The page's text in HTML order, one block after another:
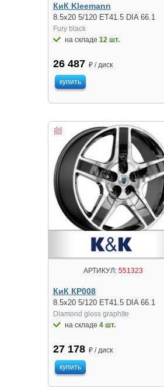
КиК Kleemann
8.5x20 5/120 ET41.5 DIA 66.1
Fury black
на складе 12 шт.
26 487 ₽ / диск
купить
АРТИКУЛ:551323
КиК КР008
8.5x20 5/120 ET41.5 DIA 66.1
Diamond gloss graphite
на складе 4 шт.
27 178 ₽ / диск
купить